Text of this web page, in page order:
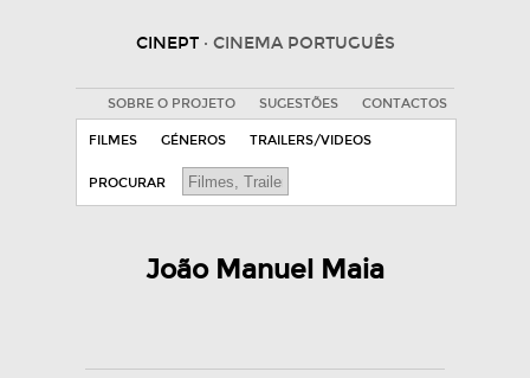
CINEPT · CINEMA PORTUGUÊS
SOBRE O PROJETO SUGESTÕES CONTACTOS
FILMES GÉNEROS TRAILERS/VIDEOS
PROCURAR
João Manuel Maia